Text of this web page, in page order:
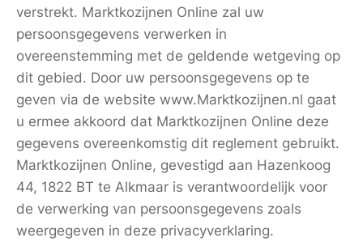
verstrekt. Marktkozijnen Online zal uw
persoonsgegevens verwerken in
overeenstemming met de geldende wetgeving op
dit gebied. Door uw persoonsgegevens op te
geven via de website www.Marktkozijnen.nl gaat
u ermee akkoord dat Marktkozijnen Online deze
gegevens overeenkomstig dit reglement gebruikt.
Marktkozijnen Online, gevestigd aan Hazenkoog
44, 1822 BT te Alkmaar is verantwoordelijk voor
de verwerking van persoonsgegevens zoals
weergegeven in deze privacyverklaring.